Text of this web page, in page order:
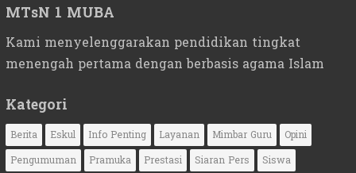
MTsN 1 MUBA
Kami menyelenggarakan pendidikan tingkat
menengah pertama dengan berbasis agama Islam
Kategori
Berita Eskul Info Penting Layanan Mimbar Guru
Opini
Pengumuman
Pramuka Prestasi Siaran Pers Siswa